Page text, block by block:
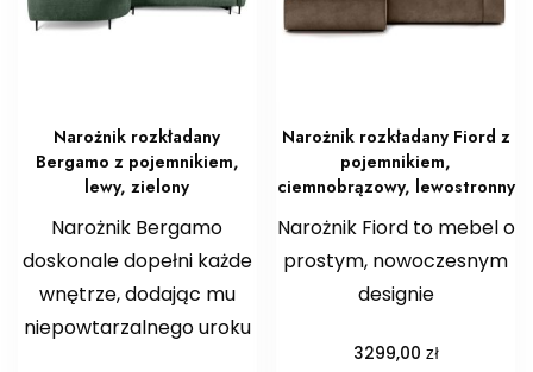
Narożnik rozkładany
Bergamo z pojemnikiem,
lewy, zielony
Narożnik Bergamo
doskonale dopełni każde
wnętrze, dodając mu
niepowtarzalnego uroku
Narożnik rozkładany Fiord z
pojemnikiem,
ciemnobrązowy, lewostronny
Narożnik Fiord to mebel o
prostym, nowoczesnym
designie
3299,00 zł